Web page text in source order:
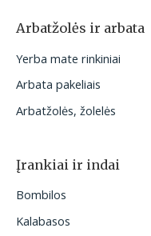
Arbatžolės ir arbata
Yerba mate rinkiniai
Arbata pakeliais
Arbatžolės, žolelės
Įrankiai ir indai
Bombilos
Kalabasos